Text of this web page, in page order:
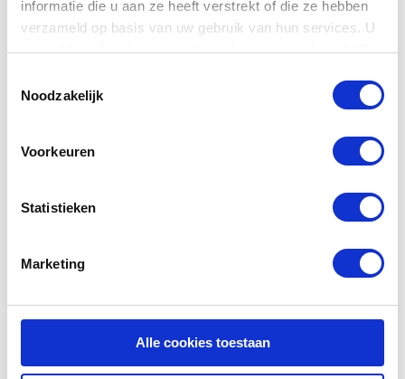
informatie die u aan ze heeft verstrekt of die ze hebben
verzameld op basis van uw gebruik van hun services. U
gaat akkoord met onze cookies als u onze website blijft
Noodzakelijk
Voorkeuren
Statistieken
Marketing
Alle cookies toestaan
Taylor Bar Stool 24'' | Barkruk |
Taylor Bar Stool 24'' | Barkruk | Barstool
Normaal:
€ 1.728,-
€ 6,45
Totaalbedrag: